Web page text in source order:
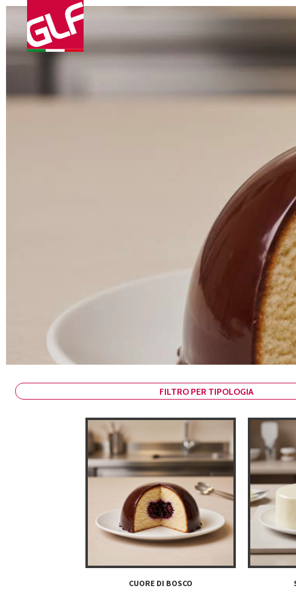
Filtro per Tipologia FILTRO PER TIPOLOGIA
CUORE DI BOSCO